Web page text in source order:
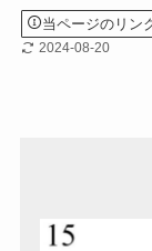
当ページのリン
2024-08-20